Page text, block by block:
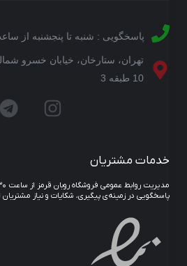
پاسخگویی : شنبه تا پنجشنبه از ساعت 9 صبح تا 5
تهران، ستارخان، خیابان خسرو
10 طبقه 3
خدمات مشتریان
پاسخگویی در زمینه‌ی پیگیری، شکایات و نیاز